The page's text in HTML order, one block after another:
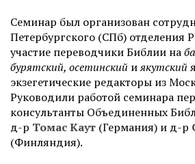
Семинар был организован
Петербургского (СПб) отделения
участие переводчики Библии на
бурятский, осетинский иякутский
экзегетические редакторы из
Руководили работой семинара
консультанты Объединенных
д-р Томас Каут (Германия) и д-р
(Финляндия).